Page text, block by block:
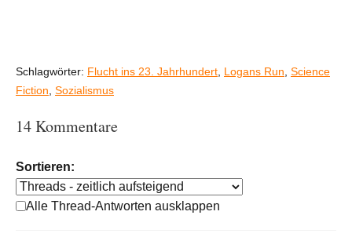
Schlagwörter: Flucht ins 23. Jahrhundert Logans Run Science
Fiction Sozialismus
14 Kommentare
Sortieren:
Alle Thread-Antworten ausklappen